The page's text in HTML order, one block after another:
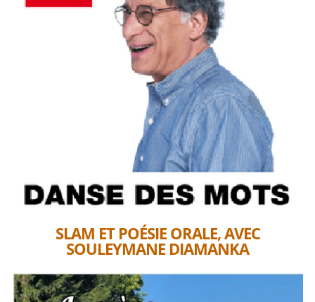
SLAM ET POÉSIE ORALE, AVEC
SOULEYMANE DIAMANKA